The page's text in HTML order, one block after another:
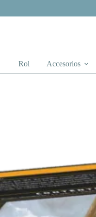
Rol Accesorios